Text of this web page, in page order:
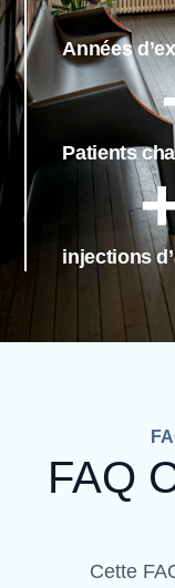
Années
Patients
injections
FAQ
Cette